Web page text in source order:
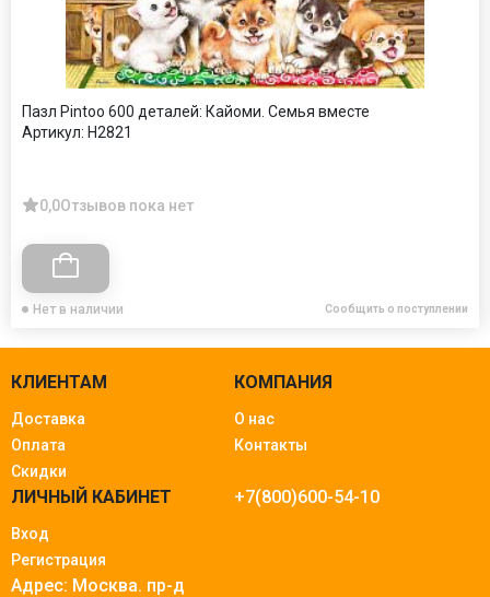
Пазл Pintoo 600 деталей: Кайоми. Семья вместе
Артикул: Н2821
0,0Отзывов пока нет
Нет в наличии Сообщить о поступлении
КЛИЕНТАМ
Доставка
Оплата
Скидки
КОМПАНИЯ
О нас
Контакты
ЛИЧНЫЙ КАБИНЕТ
Вход
Регистрация
+7(800)600-54-10
Адрес: Москва. пр-д